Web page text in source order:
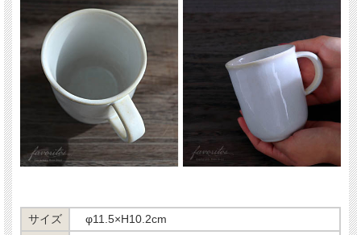
サイズ
φ11.5×H10.2cm